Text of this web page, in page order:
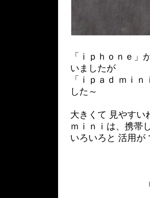
「ｉｐｈｏｎｅ」
いましたが
「ｉｐａｄ ｍｉ
した～
大きくて 見やすい
ｍｉｎｉは、携帯
いろいろと 活用が